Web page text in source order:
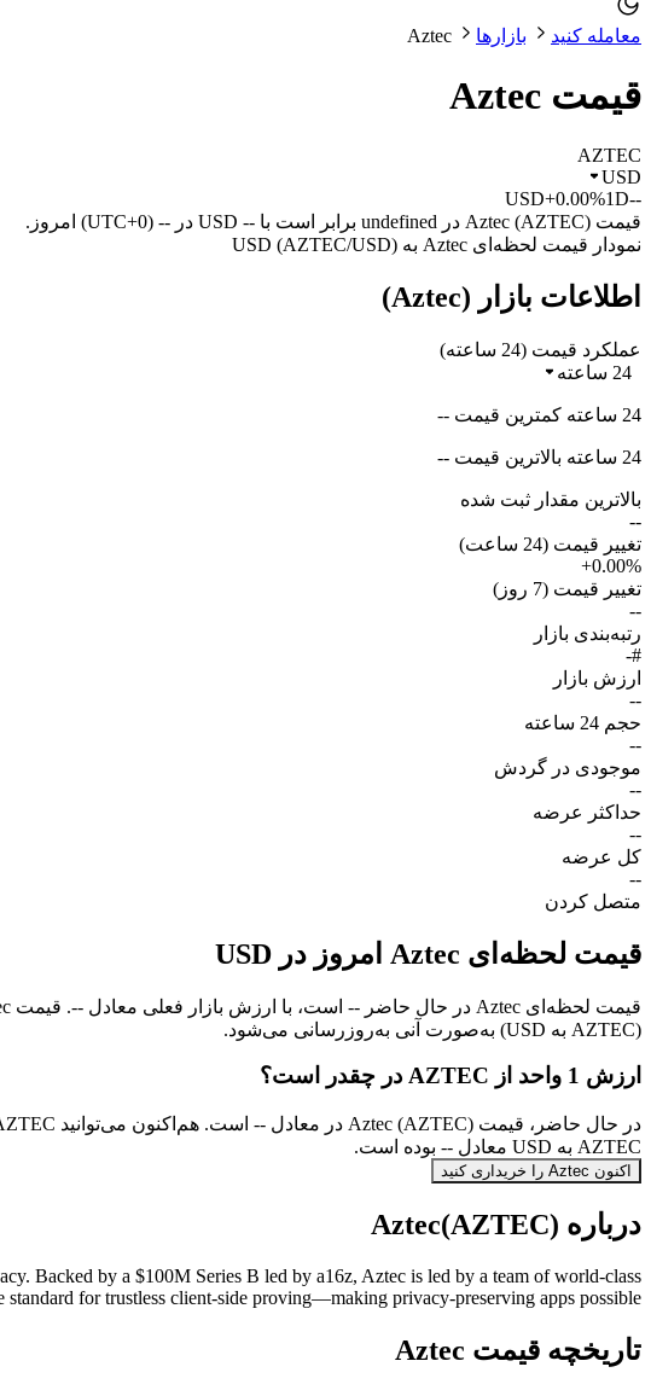
معامله کنید بازارها Aztec
قیمت Aztec
AZTEC
USD
--
USD+0.00%1D
قیمت Aztec (AZTEC) در undefined برابر است با -- USD در -- (UTC+0) امروز.
نمودار قیمت لحظه‌ای Aztec به USD (AZTEC/USD)
اطلاعات بازار (Aztec)
عملکرد قیمت (24 ساعته)
24 ساعته
24 ساعته کمترین قیمت --
24 ساعته بالاترین قیمت --
بالاترین مقدار ثبت شده
--
تغییر قیمت (24 ساعت)
+0.00%
تغییر قیمت (7 روز)
--
رتبه‌بندی بازار
#-
ارزش بازار
--
حجم 24 ساعته
--
موجودی در گردش
--
حداکثر عرضه
--
کل عرضه
--
متصل کردن
قیمت لحظه‌ای Aztec امروز در USD
(AZTEC به USD) به‌صورت آنی به‌روزرسانی می‌شود.
ارزش 1 واحد از AZTEC در چقدر است؟
AZTEC به USD معادل -- بوده است.
اکنون Aztec را خریداری کنید
درباره Aztec(AZTEC)
Backed by a $100M Series B led by a16z, Aztec is led by a team of world-class
standard for trustless client-side proving—making privacy-preserving apps possible.
تاریخچه قیمت Aztec